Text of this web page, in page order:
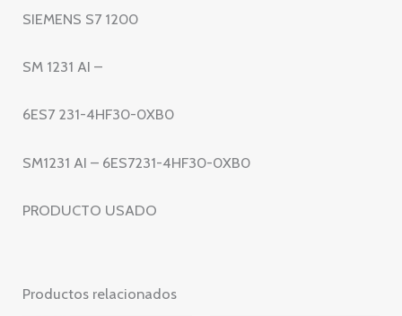
–
AI
6ES7231-
0XB0
SIEMENS S7 1200
SM 1231 AI –
6ES7 231-4HF30-0XB0
SM1231 AI – 6ES7231-4HF30-0XB0
PRODUCTO USADO
Productos relacionados